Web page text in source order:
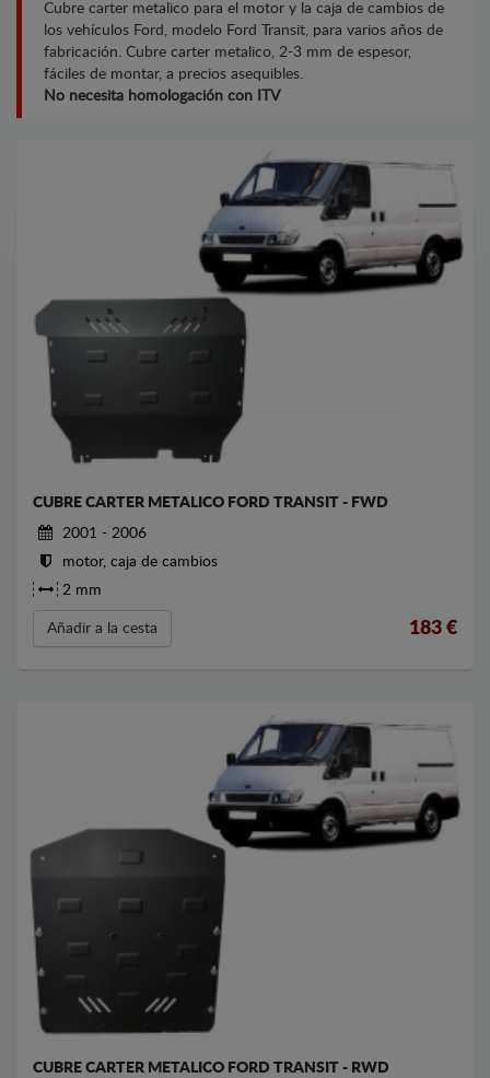
Cubre carter metalico para el motor y la caja de cambios de
los vehículos Ford, modelo Ford Transit, para varios años de
fabricación. Cubre carter metalico, 2-3 mm de espesor,
fáciles de montar, a precios asequibles.
No necesita homologación con ITV
CUBRE CARTER METALICO FORD TRANSIT - FWD
2001 - 2006
motor, caja de cambios
2 mm
Añadir a la cesta 183 €
CUBRE CARTER METALICO FORD TRANSIT - RWD